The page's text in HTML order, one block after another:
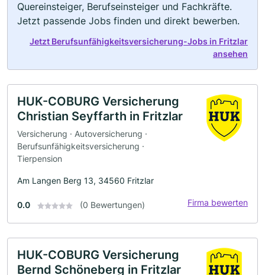
Quereinsteiger, Berufseinsteiger und Fachkräfte.
Jetzt passende Jobs finden und direkt bewerben.
Jetzt Berufsunfähigkeitsversicherung-Jobs in Fritzlar
ansehen
HUK-COBURG Versicherung
Christian Seyffarth in Fritzlar
Versicherung · Autoversicherung ·
Berufsunfähigkeitsversicherung ·
Tierpension
Am Langen Berg 13, 34560 Fritzlar
0.0 (0 Bewertungen) Firma bewerten
HUK-COBURG Versicherung
Bernd Schöneberg in Fritzlar